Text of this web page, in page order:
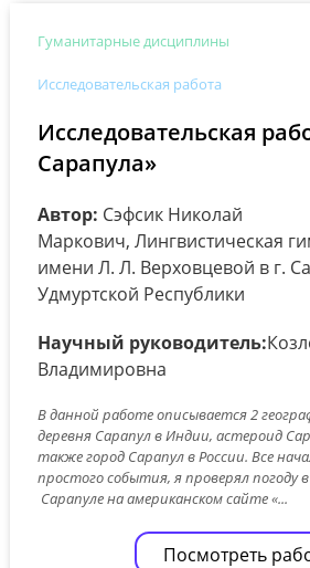
Гуманитарные дисциплины
Исследовательская работа
Исследовательская
Сарапула»
Автор: Сэфсик Николай
Маркович, Лингвистическая
имени Л. Л. Верховцевой в г.
Удмуртской Республики
Научный руководитель:
Владимировна
В данной работе описывается 2
деревня Сарапул в Индии, астероид
также город Сарапул в России. Все
простого события, я проверял погоду
Сарапуле на американском сайте «...
Посмотреть